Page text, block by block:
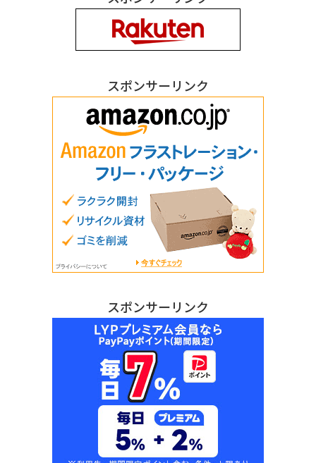
スポンサーリンク
スポンサーリンク